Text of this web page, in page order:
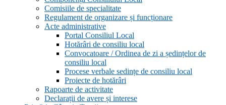
Comisiile de specialitate
Regulament de organizare și funcționare
Acte administrative
Portal Consiliul Local
Hotărâri de consiliu local
Convocatoare / Ordinea de zi a ședințelor de
consiliu local
Procese verbale sedințe de consiliu local
Proiecte de hotărâri
Rapoarte de activitate
Declarații de avere și interese